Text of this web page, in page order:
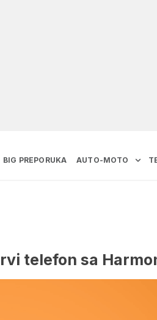
BIG PREPORUKA AUTO-MOTO
telefon sa